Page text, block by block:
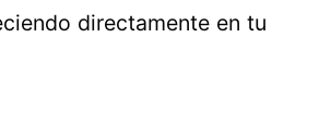
directamente en tu